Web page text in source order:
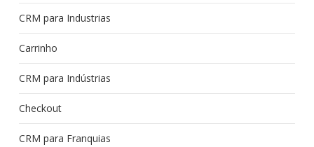
CRM para Industrias
Carrinho
CRM para Indústrias
Checkout
CRM para Franquias